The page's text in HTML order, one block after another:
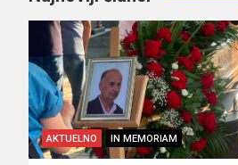
AKTUELNO IN MEMORIAM